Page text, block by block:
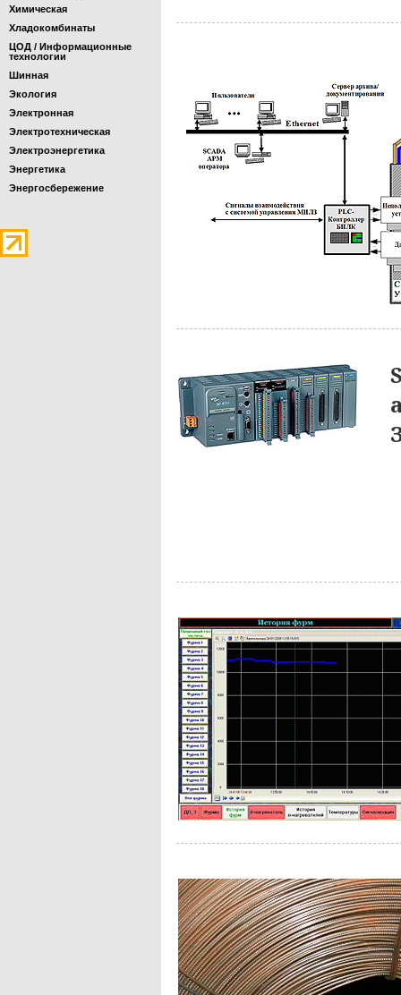
Химическая
Хладокомбинаты
ЦОД / Информационные
технологии
Шинная
Экология
Электронная
Электротехническая
Электроэнергетика
Энергетика
Энергосбережение